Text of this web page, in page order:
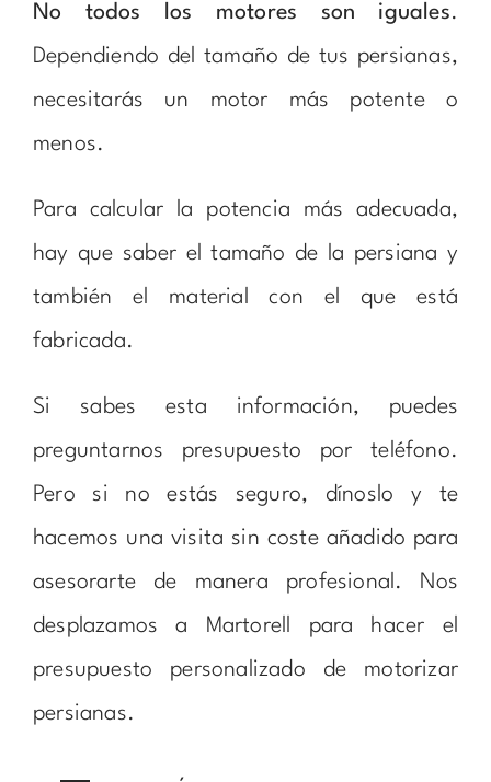
No todos los motores son iguales.
Dependiendo del tamaño de tus persianas,
necesitarás un motor más potente o
menos.
Para calcular la potencia más adecuada,
hay que saber el tamaño de la persiana y
también el material con el que está
fabricada.
Si sabes esta información, puedes
preguntarnos presupuesto por teléfono.
Pero si no estás seguro, dínoslo y te
hacemos una visita sin coste añadido para
asesorarte de manera profesional. Nos
desplazamos a Martorell para hacer el
presupuesto personalizado de motorizar
persianas.